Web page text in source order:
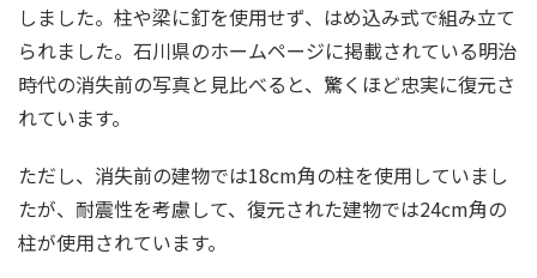
しました。柱や梁に釘を使用せず、はめ込み式で組み立て
られました。石川県のホームページに掲載されている明治
時代の消失前の写真と見比べると、驚くほど忠実に復元さ
れています。
ただし、消失前の建物では18cm角の柱を使用していまし
たが、耐震性を考慮して、復元された建物では24cm角の
柱が使用されています。